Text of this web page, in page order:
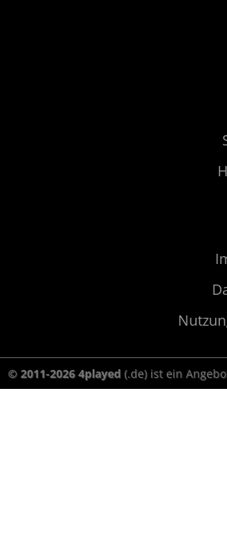
© 2011-2026 4played (.de) ist ein